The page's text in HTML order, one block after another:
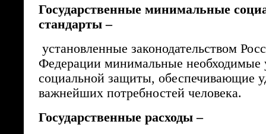
Государственные минимальные
стандарты –
установленные законодательством
Федерации минимальные необходимые
социальной защиты, обеспечивающие
важнейших потребностей человека.
Государственные расходы –